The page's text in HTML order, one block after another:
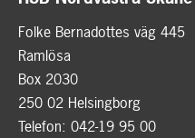
Folke Bernadottes väg 445
Ramlösa
Box 2030
250 02 Helsingborg
Telefon: 042-19 95 00